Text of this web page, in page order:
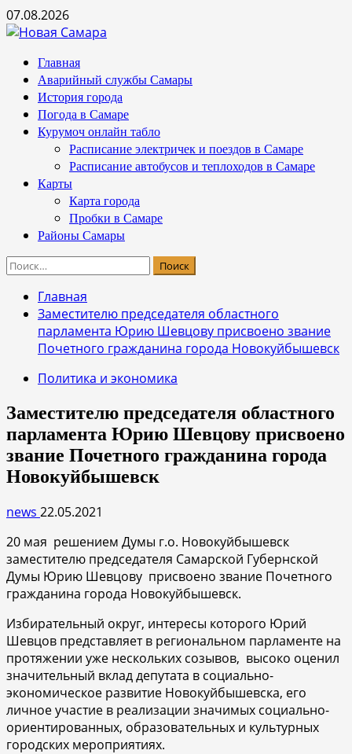
Перейти
к
07.08.2026
Основное
меню
Главная
Аварийный службы Самары
История города
Погода в Самаре
Курумоч онлайн табло
Расписание электричек и поездов в Самаре
Расписание автобусов и теплоходов в Самаре
Карты
Карта города
Пробки в Самаре
Районы Самары
Найти:
Главная
Заместителю председателя областного
парламента Юрию Шевцову присвоено звание
Почетного гражданина города Новокуйбышевск
Политика и экономика
Заместителю председателя областного
парламента Юрию Шевцову присвоено
звание Почетного гражданина города
Новокуйбышевск
news 22.05.2021
20 мая решением Думы г.о. Новокуйбышевск
заместителю председателя Самарской Губернской
Думы Юрию Шевцову присвоено звание Почетного
гражданина города Новокуйбышевск.
Избирательный округ, интересы которого Юрий
Шевцов представляет в региональном парламенте на
протяжении уже нескольких созывов, высоко оценил
значительный вклад депутата в социально-
экономическое развитие Новокуйбышевска, его
личное участие в реализации значимых социально-
ориентированных, образовательных и культурных
городских мероприятиях.